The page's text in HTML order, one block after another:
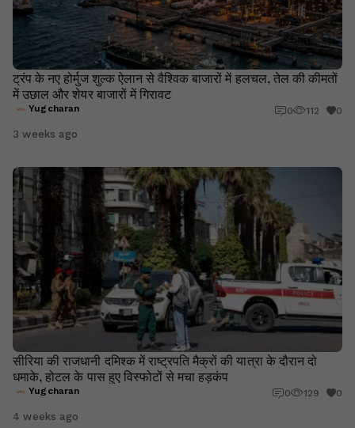
ट्रंप के नए होर्मुज शुल्क ऐलान से वैश्विक बाजारों में हलचल, तेल की कीमतों
में उछाल और शेयर बाजारों में गिरावट
Yugcharan 0 112 0
3 weeks ago
सीरिया की राजधानी दमिश्क में राष्ट्रपति मैक्रों की यात्रा के दौरान दो
धमाके, होटल के पास हुए विस्फोटों से मचा हड़कंप
Yugcharan 0 129 0
4 weeks ago